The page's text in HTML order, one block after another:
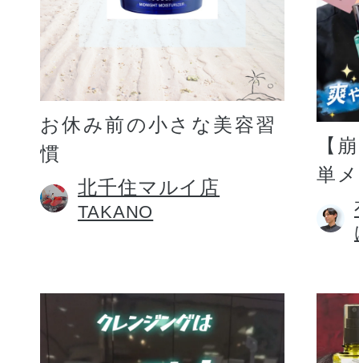
お休み前の小さな美容習
慣
北千住マルイ店
TAKANO
【
単